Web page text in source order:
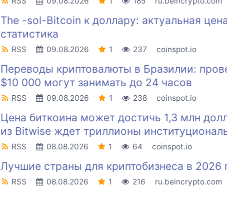
The -sol-Bitcoin к доллару: актуальная
статистика
RSS 09.08.2026 1 237 coinspot.io
Переводы криптовалюты в Бразилии:
$10 000 могут занимать до 24 часов
RSS 09.08.2026 1 238 coinspot.io
Цена биткоина может достичь 1,3 млн
из Bitwise ждет триллионы
RSS 08.08.2026 1 64 coinspot.io
Лучшие страны для криптобизнеса в 2026
RSS 08.08.2026 1 216 ru.beincrypto.com